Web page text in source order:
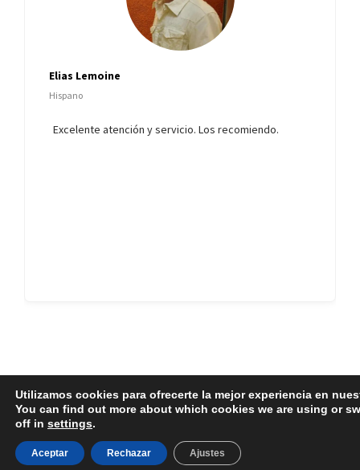
Elias Lemoine
Hispano
Excelente atención y servicio. Los recomiendo.
¡Tu logo luciría muy bien aquí!
Utilizamos cookies para ofrecerte la mejor experiencia en
You can find out more about which cookies we are using or
off in settings.
Aceptar Rechazar Ajustes